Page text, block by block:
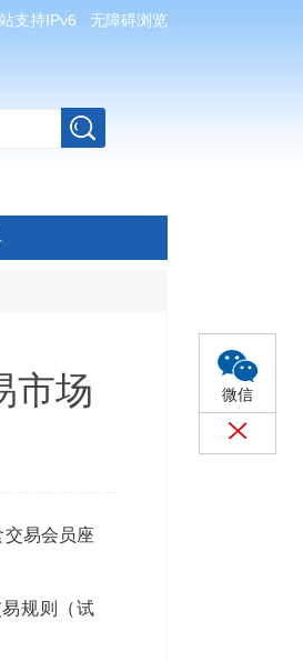
微信
无障碍浏览
支持IPv6
市场
易会员座
规则（试